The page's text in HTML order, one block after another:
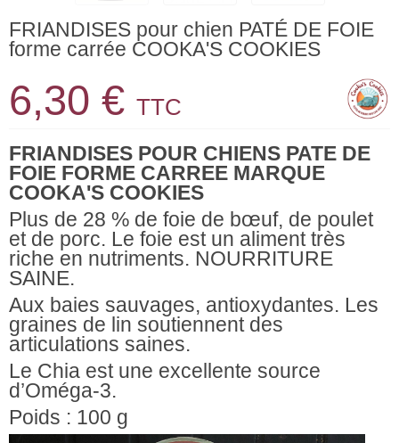
FRIANDISES pour chien PATÉ DE FOIE
forme carrée COOKA'S COOKIES
6,30 € TTC
FRIANDISES POUR CHIENS PATE DE
FOIE FORME CARREE MARQUE
COOKA'S COOKIES
Plus de 28 % de foie de bœuf, de poulet
et de porc. Le foie est un aliment très
riche en nutriments. NOURRITURE
SAINE.
Aux baies sauvages, antioxydantes. Les
graines de lin soutiennent des
articulations saines.
Le Chia est une excellente source
d’Oméga-3.
Poids : 100 g